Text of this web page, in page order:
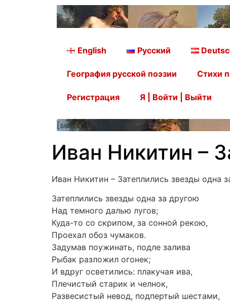
English Русский
География русской поэзии Стихи
Регистрация Я | Войти | Выйти
[searchform]
Иван Никитин –
Иван Никитин – Затеплились звезды одна
Затеплились звезды одна за другою
Над темного далью лугов;
Куда-то со скрипом, за сонной рекою,
Проехал обоз чумаков.
Задумав поужинать, подле залива
Рыбак разложил огонек;
И вдруг осветились: плакучая ива,
Плечистый старик и челнок,
Развесистый невод, подпертый шестами,